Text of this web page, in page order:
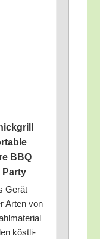
BBQ
Party
Gerät
Arten von
köst­li­